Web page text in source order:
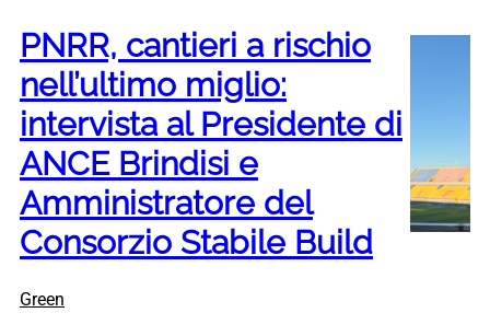
PNRR, cantieri a rischio
nell’ultimo miglio:
intervista al Presidente di
ANCE Brindisi e
Amministratore del
Consorzio Stabile Build
Green